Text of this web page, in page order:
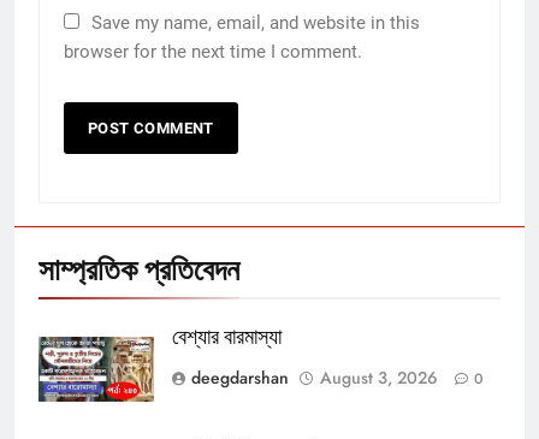
Save my name, email, and website in this
browser for the next time I comment.
সাম্প্রতিক প্রতিবেদন
বেশ্যার বারমাস্যা
deegdarshan
August 3, 2026 0